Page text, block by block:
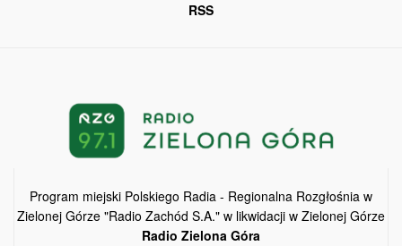
RSS
Program miejski Polskiego Radia - Regionalna Rozgłośnia w
Zielonej Górze "Radio Zachód S.A." w likwidacji w Zielonej Górze
Radio Zielona Góra